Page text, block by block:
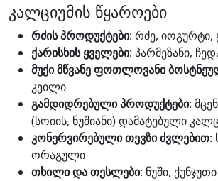
კალციუმის წყაროები
რძის პროდუქტები: რძე, იოგურტი,
ქარისხის ყველები: პარმეზანი,
მუქი მწვანე ფოთლოვანი
კეილი
გამდიდრებული პროდუქტები:
(სოიის, ნუშიანი) დამატებული
კონერვირებული თევზი ძვლებით:
ორაგული
თხილი და თესლები: ნუში,